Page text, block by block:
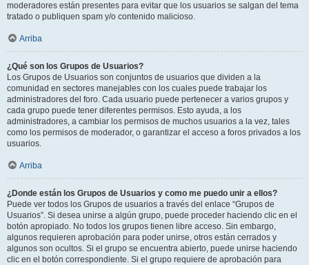
moderadores están presentes para evitar que los usuarios se salgan del tema
tratado o publiquen spam y/o contenido malicioso.
Arriba
¿Qué son los Grupos de Usuarios?
Los Grupos de Usuarios son conjuntos de usuarios que dividen a la
comunidad en sectores manejables con los cuales puede trabajar los
administradores del foro. Cada usuario puede pertenecer a varios grupos y
cada grupo puede tener diferentes permisos. Esto ayuda, a los
administradores, a cambiar los permisos de muchos usuarios a la vez, tales
como los permisos de moderador, o garantizar el acceso a foros privados a los
usuarios.
Arriba
¿Donde están los Grupos de Usuarios y como me puedo unir a ellos?
Puede ver todos los Grupos de usuarios a través del enlace “Grupos de
Usuarios”. Si desea unirse a algún grupo, puede proceder haciendo clic en el
botón apropiado. No todos los grupos tienen libre acceso. Sin embargo,
algunos requieren aprobación para poder unirse, otros están cerrados y
algunos son ocultos. Si el grupo se encuentra abierto, puede unirse haciendo
clic en el botón correspondiente. Si el grupo requiere de aprobación para